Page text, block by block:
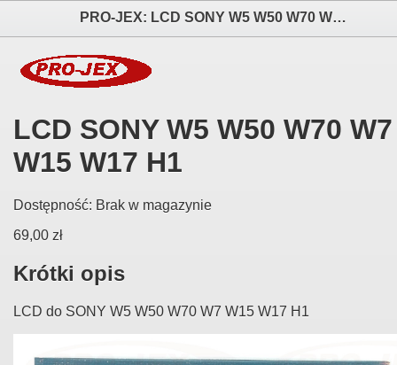
PRO-JEX: LCD SONY W5 W50 W70 W7 W15 W17 H1 elektronika i akcesoria aparatów fotograficznych
LCD SONY W5 W50 W70 W7
W15 W17 H1
Dostępność: Brak w magazynie
69,00 zł
Krótki opis
LCD do SONY W5 W50 W70 W7 W15 W17 H1